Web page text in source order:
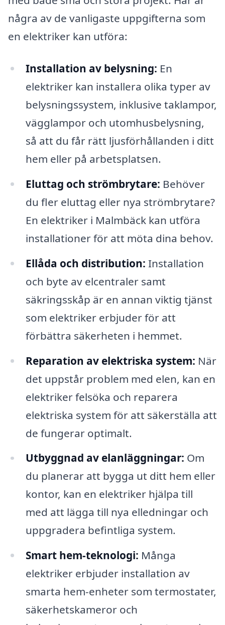
några av de vanligaste uppgifterna som
en elektriker kan utföra:
Installation av belysning: En
elektriker kan installera olika typer av
belysningssystem, inklusive taklampor,
vägglampor och utomhusbelysning,
så att du får rätt ljusförhållanden i ditt
hem eller på arbetsplatsen.
Eluttag och strömbrytare: Behöver
du fler eluttag eller nya strömbrytare?
En elektriker i Malmbäck kan utföra
installationer för att möta dina behov.
Ellåda och distribution: Installation
och byte av elcentraler samt
säkringsskåp är en annan viktig tjänst
som elektriker erbjuder för att
förbättra säkerheten i hemmet.
Reparation av elektriska system: När
det uppstår problem med elen, kan en
elektriker felsöka och reparera
elektriska system för att säkerställa att
de fungerar optimalt.
Utbyggnad av elanläggningar: Om
du planerar att bygga ut ditt hem eller
kontor, kan en elektriker hjälpa till
med att lägga till nya elledningar och
uppgradera befintliga system.
Smart hem-teknologi: Många
elektriker erbjuder installation av
smarta hem-enheter som termostater,
säkerhetskameror och